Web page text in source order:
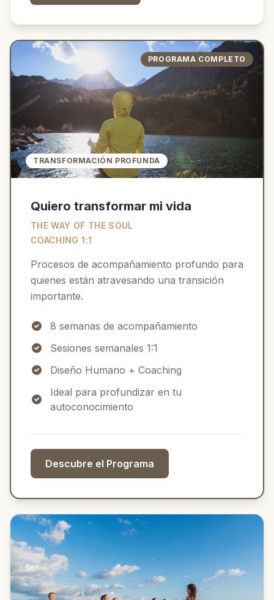
PROGRAMA COMPLETO
TRANSFORMACIÓN PROFUNDA
Quiero transformar mi vida
THE WAY OF THE SOUL
COACHING 1:1
Procesos de acompañamiento profundo para
quienes están atravesando una transición
importante.
8 semanas de acompañamiento
Sesiones semanales 1:1
Diseño Humano + Coaching
Ideal para profundizar en tu
autoconocimiento
Descubre el Programa